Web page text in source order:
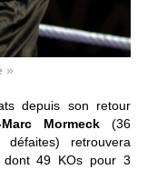
»
depuis son retour
Marc Mormeck (36
retrouvera
dont 49 KOs pour 3